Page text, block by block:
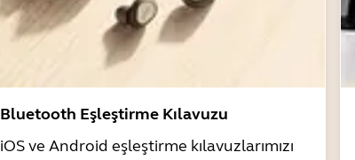
Bluetooth Eşleştirme Kılavuzu
iOS ve Android eşleştirme kılavuzlarımızı